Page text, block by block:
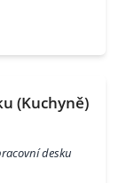
(Kuchyně)
desku